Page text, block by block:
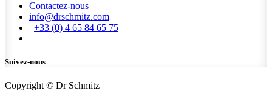
Contactez-nous
info@drschmitz.com
+33 (0) 4 65 84 65 75
Suivez-nous
Copyright © Dr Schmitz